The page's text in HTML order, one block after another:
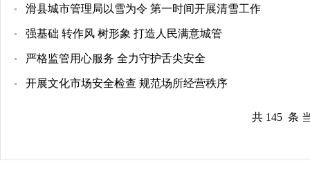
滑县城市管理局以雪为令 第一时间开展清雪工作
强基础 转作风 树形象 打造人民满意城管
严格监管用心服务 全力守护舌尖安全
开展文化市场安全检查 规范场所经营秩序
共 145 条